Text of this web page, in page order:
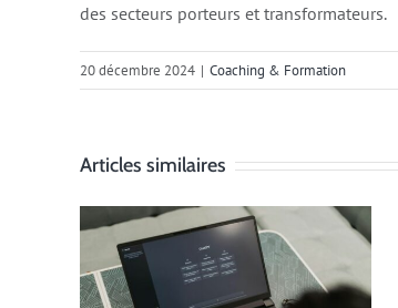
des secteurs porteurs et transformateurs.
20 décembre 2024 | Coaching & Formation
Articles similaires